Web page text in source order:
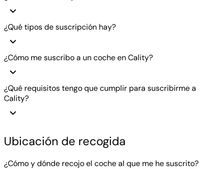
¿Qué tipos de suscripción hay?
¿Cómo me suscribo a un coche en Cality?
¿Qué requisitos tengo que cumplir para suscribirme a
Cality?
Ubicación de recogida
¿Cómo y dónde recojo el coche al que me he suscrito?